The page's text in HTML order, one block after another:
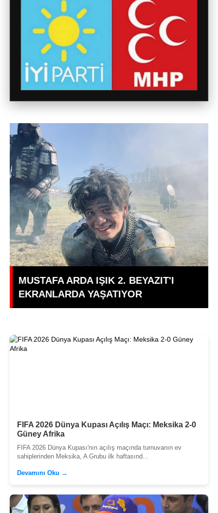
MUSTAFA ARDA IŞIK 2. BEYAZIT'I
EKRANLARDA YAŞATIYOR
FIFA 2026 Dünya Kupası Açılış Maçı: Meksika 2-0
Güney Afrika
FIFA 2026 Dünya Kupası'nın açılış maçında turnuvanın ev
sahiplerinden Meksika, A Grubu ilk haftasınd...
Devamını Oku →